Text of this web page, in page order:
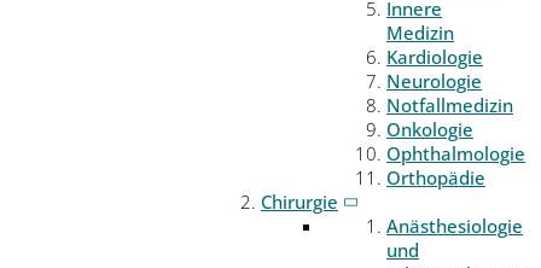
Innere
Medizin
Kardiologie
Neurologie
Notfallmedizin
Onkologie
Ophthalmologie
Orthopädie
Chirurgie
Anästhesiologie
und